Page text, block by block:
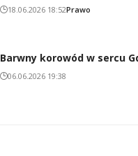
18.06.2026 18:52Prawo
Barwny korowód w sercu
06.06.2026 19:38